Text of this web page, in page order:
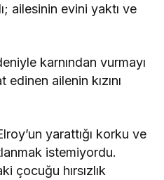
ailesinin evini yaktı ve
karnından vurmayı
ailenin kızını
yarattığı korku ve
istemiyordu.
çocuğu hırsızlık